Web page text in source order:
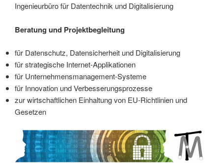
Ingenieurbüro für Datentechnik und Digitalisierung
Beratung und Projektbegleitung
für Datenschutz, Datensicherheit und Digitalisierung
für strategische Internet-Applikationen
für Unternehmensmanagement-Systeme
für Innovation und Verbesserungsprozesse
zur wirtschaftlichen Einhaltung von EU-Richtlinien und
Gesetzen